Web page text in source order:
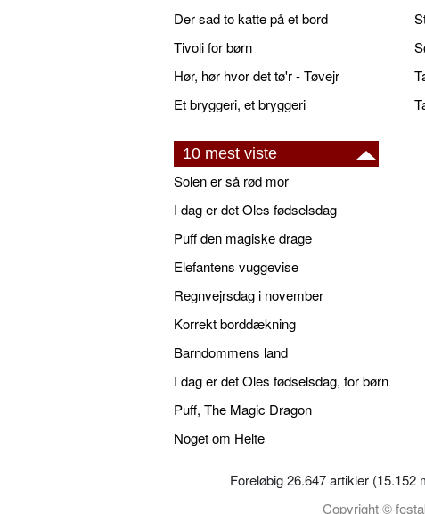
Der sad to katte på et bord
Tivoli for børn
Hør, hør hvor det tø'r - Tøvejr
Et bryggeri, et bryggeri
10 mest viste
Solen er så rød mor
I dag er det Oles fødselsdag
Puff den magiske drage
Elefantens vuggevise
Regnvejrsdag i november
Korrekt borddækning
Barndommens land
I dag er det Oles fødselsdag, for børn
Puff, The Magic Dragon
Noget om Helte
Foreløbig 26.647 artikler (15.152
Copyright ©